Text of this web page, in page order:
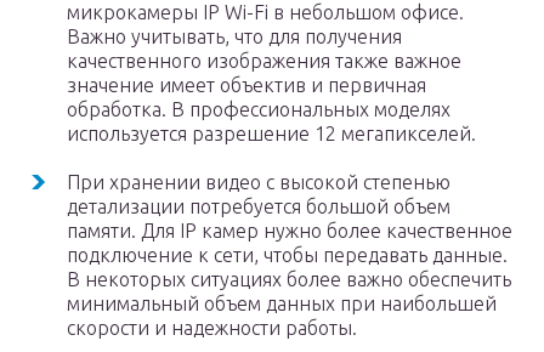
микрокамеры IP Wi-Fi в небольшом офисе.
Важно учитывать, что для получения
качественного изображения также важное
значение имеет объектив и первичная
обработка. В профессиональных моделях
используется разрешение 12 мегапикселей.
При хранении видео с высокой степенью
детализации потребуется большой объем
памяти. Для IP камер нужно более качественное
подключение к сети, чтобы передавать данные.
В некоторых ситуациях более важно обеспечить
минимальный объем данных при наибольшей
скорости и надежности работы.